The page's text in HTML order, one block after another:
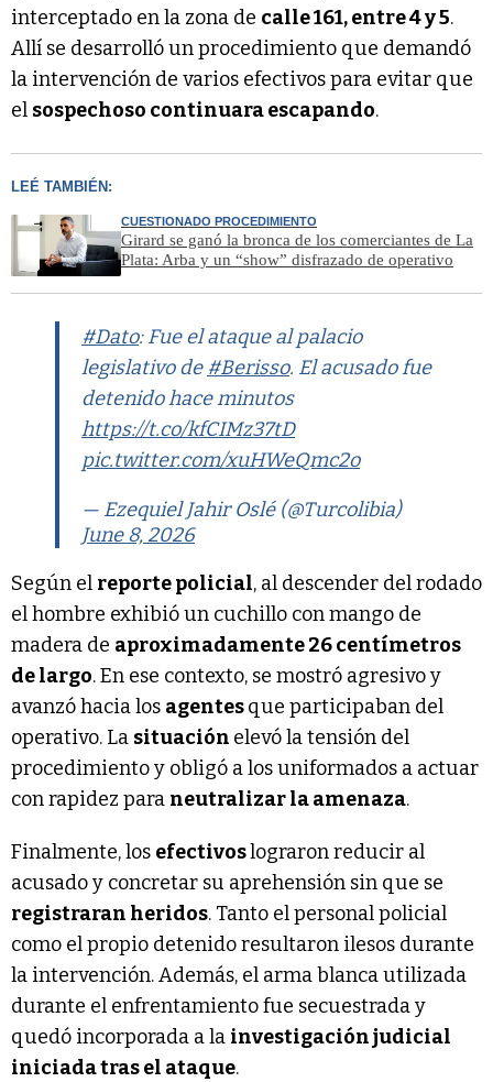
interceptado en la zona de calle 161, entre 4 y 5.
Allí se desarrolló un procedimiento que demandó
la intervención de varios efectivos para evitar que
el sospechoso continuara escapando.
LEÉ TAMBIÉN:
CUESTIONADO PROCEDIMIENTO
Girard se ganó la bronca de los comerciantes de La
Plata: Arba y un “show” disfrazado de operativo
#Dato: Fue el ataque al palacio
legislativo de #Berisso. El acusado fue
detenido hace minutos
https://t.co/kfCIMz37tD
pic.twitter.com/xuHWeQmc2o
— Ezequiel Jahir Oslé (@Turcolibia)
June 8, 2026
Según el reporte policial, al descender del rodado
el hombre exhibió un cuchillo con mango de
madera de aproximadamente 26 centímetros
de largo. En ese contexto, se mostró agresivo y
avanzó hacia los agentesque participaban del
operativo. La situación elevó la tensión del
procedimiento y obligó a los uniformados a actuar
con rapidez para neutralizar la amenaza.
Finalmente, los efectivoslograron reducir al
acusado y concretar su aprehensión sin que se
registraran heridos. Tanto el personal policial
como el propio detenido resultaron ilesos durante
la intervención. Además, el arma blanca utilizada
durante el enfrentamiento fue secuestrada y
quedó incorporada a la investigación judicial
iniciada tras el ataque.